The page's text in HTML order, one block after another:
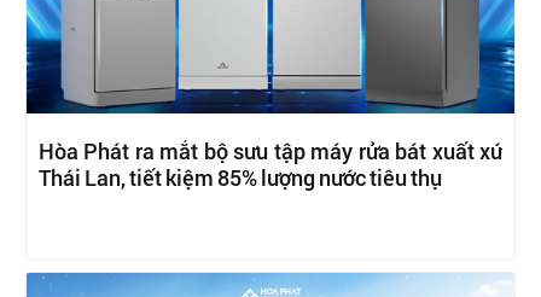
Hòa Phát ra mắt bộ sưu tập máy rửa bát xuất xứ
Thái Lan, tiết kiệm 85% lượng nước tiêu thụ